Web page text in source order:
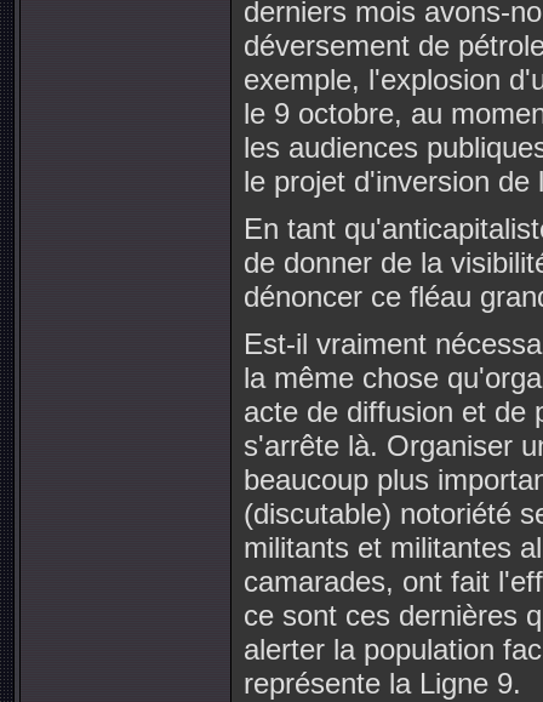
derniers mois avons-
déversement de
exemple, l'explosion
le 9 octobre, au
les audiences
le projet d'inversion de
En tant
de donner de la
dénoncer ce fléau
Est-il vraiment
la même chose
acte de diffusion et de
s'arrête là. Organiser
beaucoup plus
(discutable) notoriété
militants et militantes
camarades, ont fait
ce sont ces dernières
alerter la population
représente la Ligne 9.